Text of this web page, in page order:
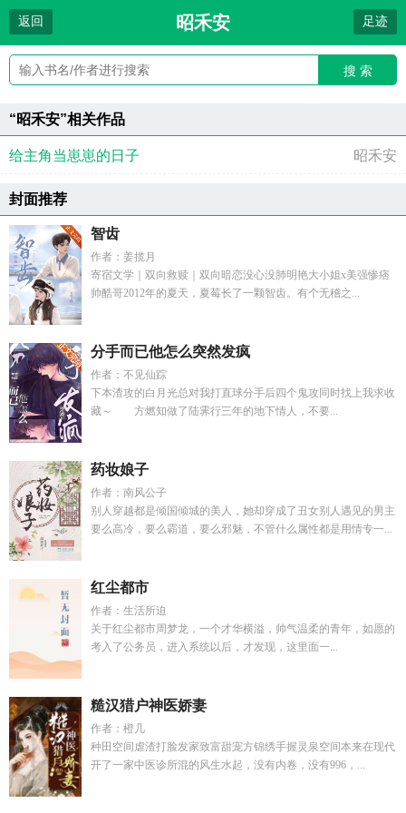
返回 昭禾安 足迹
搜 索
“昭禾安”相关作品
给主角当崽崽的日子 昭禾安
封面推荐
智齿
作者：姜揽月
寄宿文学｜双向救赎｜双向暗恋没心没肺明艳大小姐x美强惨痞
帅酷哥2012年的夏天，夏莓长了一颗智齿。有个无稽之...
分手而已他怎么突然发疯
作者：不见仙踪
下本渣攻的白月光总对我打直球分手后四个鬼攻同时找上我求收
藏～ 方燃知做了陆霁行三年的地下情人，不要...
药妆娘子
作者：南风公子
别人穿越都是倾国倾城的美人，她却穿成了丑女别人遇见的男主
要么高冷，要么霸道，要么邪魅，不管什么属性都是用情专一...
红尘都市
作者：生活所迫
关于红尘都市周梦龙，一个才华横溢，帅气温柔的青年，如愿的
考入了公务员，进入系统以后，才发现，这里面一...
糙汉猎户神医娇妻
作者：橙几
种田空间虐渣打脸发家致富甜宠方锦绣手握灵泉空间本来在现代
开了一家中医诊所混的风生水起，没有内卷，没有996，...